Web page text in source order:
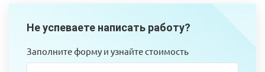
Не успеваете написать работу?
Заполните форму и узнайте стоимость